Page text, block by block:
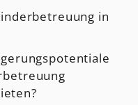
in